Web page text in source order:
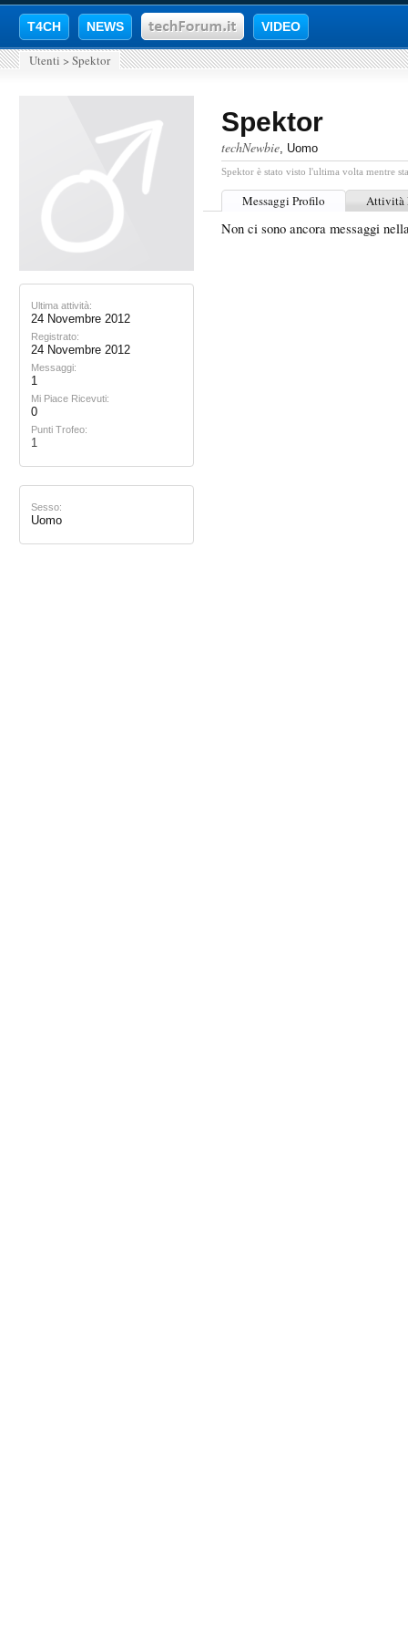
T4CH NEWS VIDEO
Utenti > Spektor
Ultima attività:
24 Novembre 2012
Registrato:
24 Novembre 2012
Messaggi:
1
Mi Piace Ricevuti:
0
Punti Trofeo:
1
Sesso:
Uomo
Spektor
techNewbie, Uomo
Spektor è stato visto l'ultima volta mentre
Messaggi Profilo Attività
Non ci sono ancora messaggi